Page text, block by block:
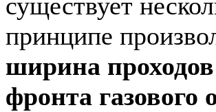
принципе
ширина
фронта газового